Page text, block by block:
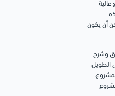
إلى أن 80٪ من المشاريع عالية
هذه
أن يكون
وشرح
الطويل،